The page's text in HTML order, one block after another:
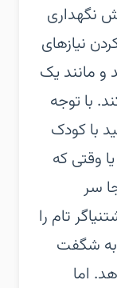
نگهداری
نیازهای
و مانند یک
با توجه
با کودک
وقتی که
سر
تام را
شگفت
اما